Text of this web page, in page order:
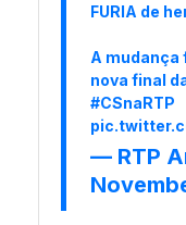
FURIA de
A mudança
nova final
#CSnaRTP
— RTP